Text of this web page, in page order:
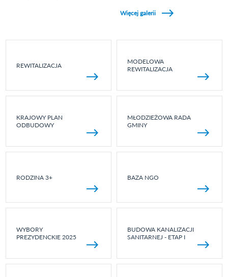
Więcej galerii
REWITALIZACJA
MODELOWA
REWITALIZACJA
KRAJOWY PLAN
ODBUDOWY
MŁODZIEŻOWA RADA
GMINY
RODZINA 3+ BAZA NGO
WYBORY
PREZYDENCKIE 2025
BUDOWA KANALIZACJI
SANITARNEJ - ETAP I